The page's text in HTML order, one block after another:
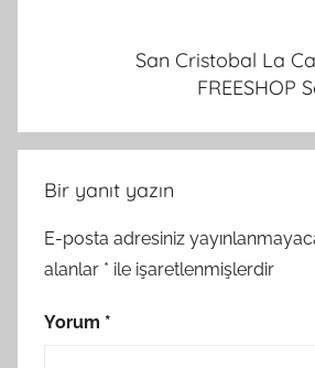
San Cristobal La
FREESHOP
Bir yanıt yazın
E-posta adresiniz
alanlar * ile işaretlenmişlerdir
Yorum *